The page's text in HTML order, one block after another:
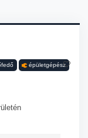
épületgépész